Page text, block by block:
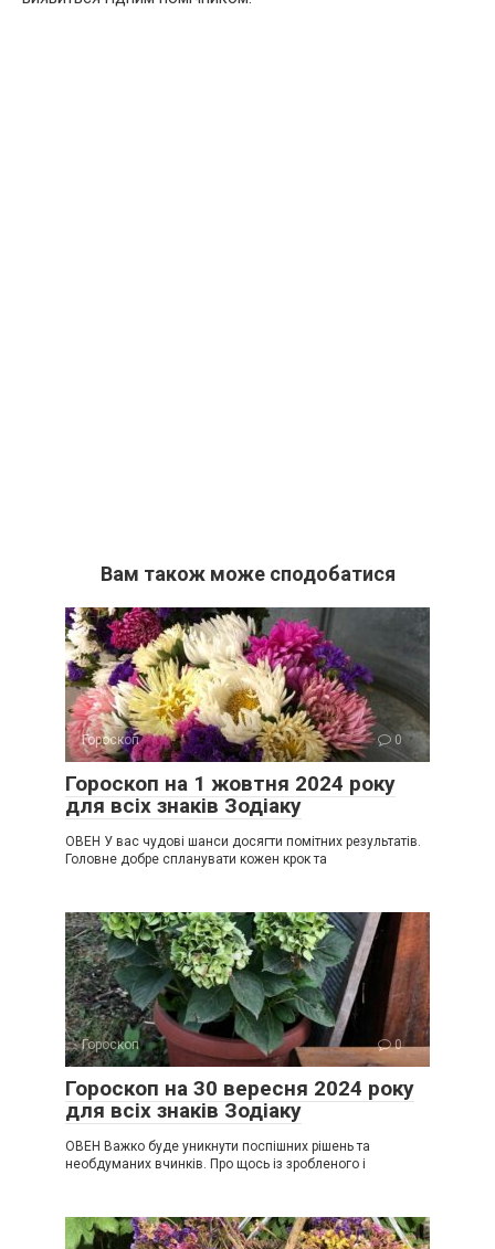
Вам також може сподобатися
Гороскоп 0
Гороскоп на 1 жовтня 2024 року
для всіх знаків Зодіаку
ОВЕН У вас чудові шанси досягти помітних результатів.
Головне добре спланувати кожен крок та
Гороскоп 0
Гороскоп на 30 вересня 2024 року
для всіх знаків Зодіаку
ОВЕН Важко буде уникнути поспішних рішень та
необдуманих вчинків. Про щось із зробленого і